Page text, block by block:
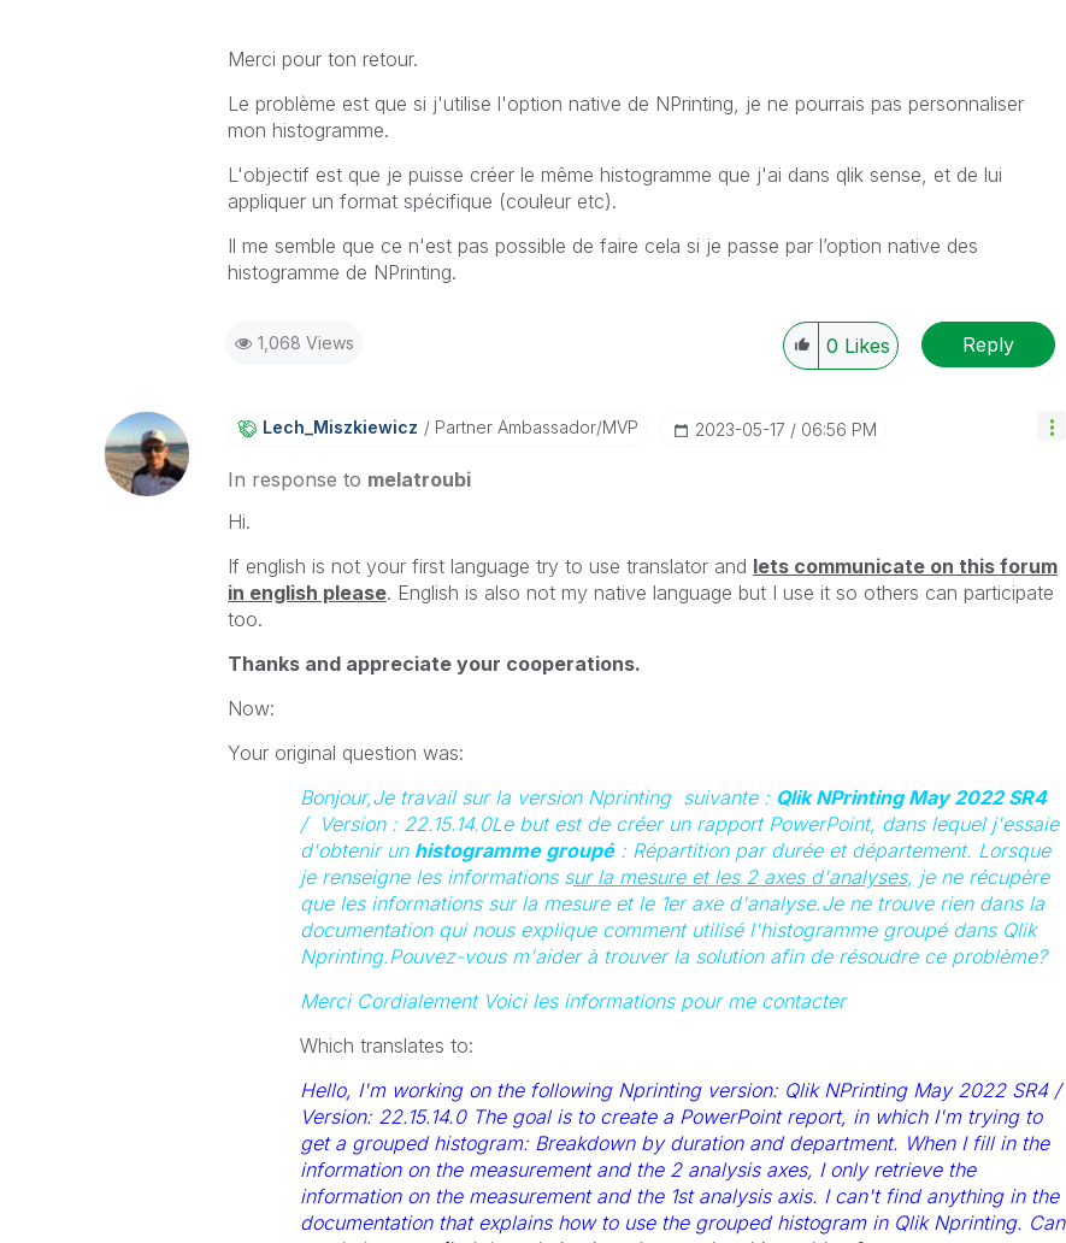
Merci pour ton retour.
Le problème est que si j'utilise l'option native de NPrinting, je ne pourrais pas personnaliser
mon histogramme.
L'objectif est que je puisse créer le même histogramme que j'ai dans qlik sense, et de lui
appliquer un format spécifique (couleur etc).
Il me semble que ce n'est pas possible de faire cela si je passe par l’option native des
histogramme de NPrinting.
1,068 Views 0 Likes Reply
Lech_MiszkiewicZ Partner Ambassador/MVP ‎2023-05-17 06:56 PM
In response to melatroubi
Hi.
If english is not your first language try to use translator and lets communicate on this forum
in english please. English is also not my native language but I use it so others can participate
too.
Thanks and appreciate your cooperations.
Now:
Your original question was:
Bonjour,Je travail sur la version Nprinting suivante : Qlik NPrinting May 2022 SR4
/ Version : 22.15.14.0Le but est de créer un rapport PowerPoint, dans lequel j'essaie
d'obtenir un histogramme groupé: Répartition par durée et département. Lorsque
je renseigne les informations sur la mesure et les 2 axes d'analyses, je ne récupère
que les informations sur la mesure et le 1er axe d'analyse.Je ne trouve rien dans la
documentation qui nous explique comment utilisé l'histogramme groupé dans Qlik
Nprinting.Pouvez-vous m'aider à trouver la solution afin de résoudre ce problème?
Merci Cordialement Voici les informations pour me contacter
Which translates to:
Hello, I'm working on the following Nprinting version: Qlik NPrinting May 2022 SR4 /
Version: 22.15.14.0 The goal is to create a PowerPoint report, in which I'm trying to
get a grouped histogram: Breakdown by duration and department. When I fill in the
information on the measurement and the 2 analysis axes, I only retrieve the
information on the measurement and the 1st analysis axis. I can't find anything in the
documentation that explains how to use the grouped histogram in Qlik Nprinting. Can